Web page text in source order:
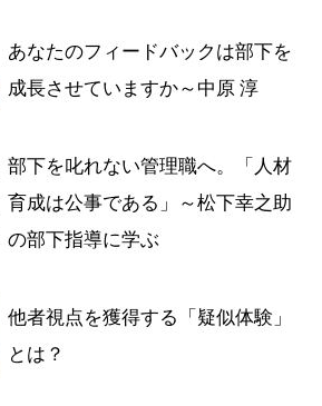
あなたのフィードバックは部下を
成長させていますか～中原 淳
部下を叱れない管理職へ。「人材
育成は公事である」～松下幸之助
の部下指導に学ぶ
他者視点を獲得する「疑似体験」
とは？